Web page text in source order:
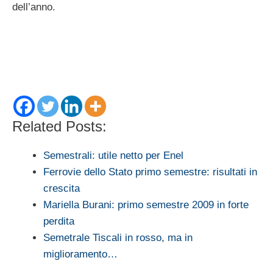
dell’anno.
Related Posts:
Semestrali: utile netto per Enel
Ferrovie dello Stato primo semestre: risultati in
crescita
Mariella Burani: primo semestre 2009 in forte
perdita
Semetrale Tiscali in rosso, ma in
miglioramento…